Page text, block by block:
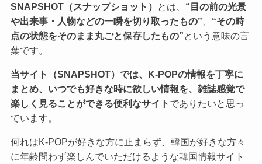
SNAPSHOT（スナップショット） とは、 “目の前の光景
や出来事・人物などの一瞬を切り取ったもの”
“その時
点の状態をそのまま丸ごと保存したもの”という意味の言
葉です。
当サイト（SNAPSHOT）では、K-POPの情報を丁寧に
まとめ、いつでも好きな時に欲しい情報を、雑誌感覚で
楽しく見ることができる便利なサイト でありたいと思っ
ています。
何れはK-POPが好きな方に止まらず、韓国が好きな方々
に年齢問わず楽しんでいただけるような韓国情報サイト